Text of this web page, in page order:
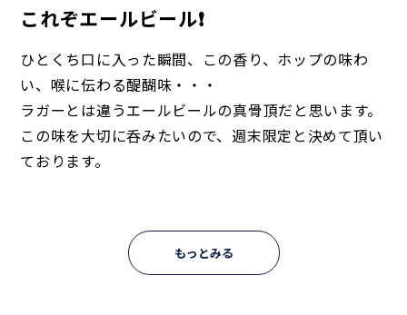
これぞエールビール❗️
ひとくち口に入った瞬間、この香り、ホップの味わ
い、喉に伝わる醍醐味・・・
ラガーとは違うエールビールの真骨頂だと思います。
この味を大切に呑みたいので、週末限定と決めて頂い
ております。
もっとみる